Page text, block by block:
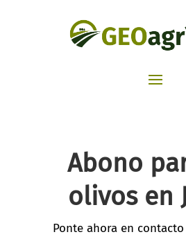
Abono
olivos en
Ponte ahora en